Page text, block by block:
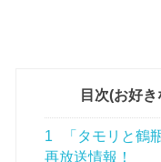
目次(お好
1
「タモリと鶴
再放送情報！